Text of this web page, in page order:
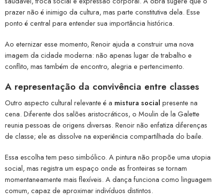
prazer não é inimigo da cultura, mas parte constitutiva dela. Esse
ponto é central para entender sua importância histórica.
Ao eternizar esse momento, Renoir ajuda a construir uma nova
imagem da cidade moderna: não apenas lugar de trabalho e
conflito, mas também de encontro, alegria e pertencimento.
A representação da convivência entre classes
Outro aspecto cultural relevante é a mistura social presente na
cena. Diferente dos salões aristocráticos, o Moulin de la Galette
reunia pessoas de origens diversas. Renoir não enfatiza diferenças
de classe; ele as dissolve na experiência compartilhada do baile.
Essa escolha tem peso simbólico. A pintura não propõe uma utopia
social, mas registra um espaço onde as fronteiras se tornam
momentaneamente mais flexíveis. A dança funciona como linguagem
comum, capaz de aproximar indivíduos distintos.